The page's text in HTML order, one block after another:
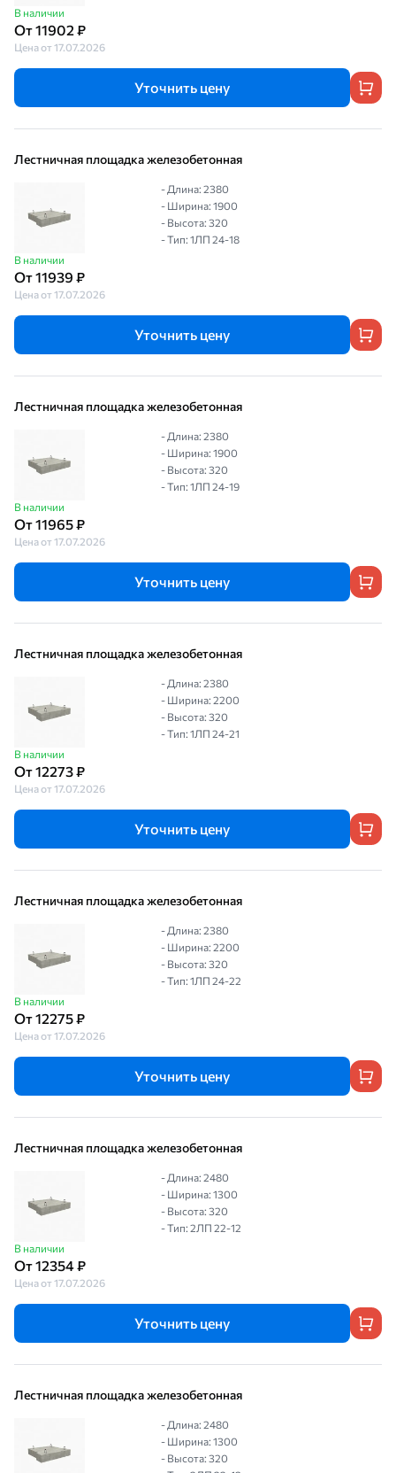
В наличии
От 11902 ₽
Цена от 17.07.2026
Уточнить цену
Лестничная площадка железобетонная
В наличии
От 11939 ₽
Цена от 17.07.2026
- Длина: 2380
- Ширина: 1900
- Высота: 320
- Тип: 1ЛП 24-18
Уточнить цену
Лестничная площадка железобетонная
В наличии
От 11965 ₽
Цена от 17.07.2026
- Длина: 2380
- Ширина: 1900
- Высота: 320
- Тип: 1ЛП 24-19
Уточнить цену
Лестничная площадка железобетонная
В наличии
От 12273 ₽
Цена от 17.07.2026
- Длина: 2380
- Ширина: 2200
- Высота: 320
- Тип: 1ЛП 24-21
Уточнить цену
Лестничная площадка железобетонная
В наличии
От 12275 ₽
Цена от 17.07.2026
- Длина: 2380
- Ширина: 2200
- Высота: 320
- Тип: 1ЛП 24-22
Уточнить цену
Лестничная площадка железобетонная
В наличии
От 12354 ₽
Цена от 17.07.2026
- Длина: 2480
- Ширина: 1300
- Высота: 320
- Тип: 2ЛП 22-12
Уточнить цену
Лестничная площадка железобетонная
- Длина: 2480
- Ширина: 1300
- Высота: 320